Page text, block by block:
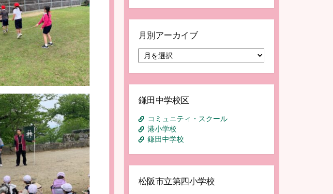
月別アーカイブ
別
ア
ー
イ
ブ
鎌田中学校区
コミュニティ・スクール
港小学校
鎌田中学校
松阪市立第四小学校